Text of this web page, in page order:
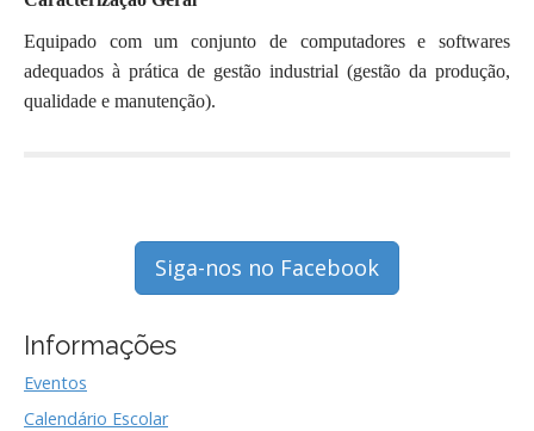
Equipado com um conjunto de computadores e softwares
adequados à prática de gestão industrial (gestão da produção,
qualidade e manutenção).
Siga-nos no Facebook
Informações
Eventos
Calendário Escolar